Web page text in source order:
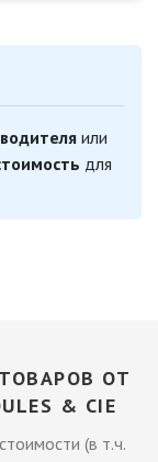
или
для
ОТ
& CIE
(в т.ч.